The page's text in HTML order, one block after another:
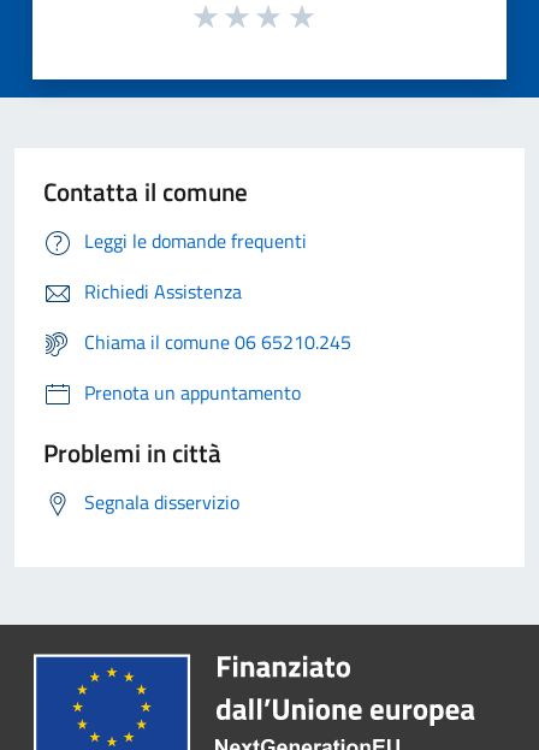
Contatta il comune
Leggi le domande frequenti
Richiedi Assistenza
Chiama il comune 06 65210.245
Prenota un appuntamento
Problemi in città
Segnala disservizio